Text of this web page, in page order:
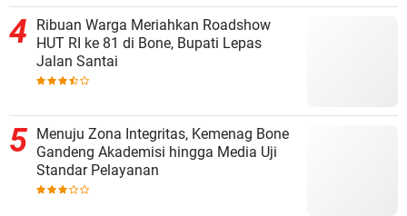
Ribuan Warga Meriahkan Roadshow
HUT RI ke 81 di Bone, Bupati Lepas
Jalan Santai
Menuju Zona Integritas, Kemenag Bone
Gandeng Akademisi hingga Media Uji
Standar Pelayanan